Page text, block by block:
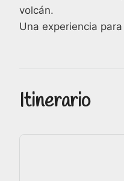
volcán.
Una experiencia
Itinerario